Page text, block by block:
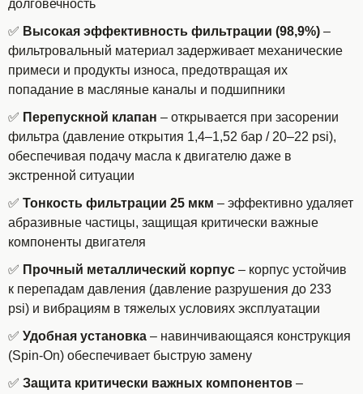
долговечность
✅ Высокая эффективность фильтрации (98,9%) –
фильтровальный материал задерживает механические
примеси и продукты износа, предотвращая их
попадание в масляные каналы и подшипники
✅ Перепускной клапан – открывается при засорении
фильтра (давление открытия 1,4–1,52 бар / 20–22 psi),
обеспечивая подачу масла к двигателю даже в
экстренной ситуации
✅ Тонкость фильтрации 25 мкм – эффективно удаляет
абразивные частицы, защищая критически важные
компоненты двигателя
✅ Прочный металлический корпус – корпус устойчив
к перепадам давления (давление разрушения до 233
psi) и вибрациям в тяжелых условиях эксплуатации
✅ Удобная установка – навинчивающаяся конструкция
(Spin-On) обеспечивает быструю замену
✅ Защита критически важных компонентов –